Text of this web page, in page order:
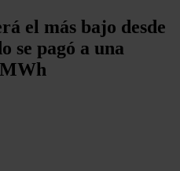
el más bajo desde
se pagó a una